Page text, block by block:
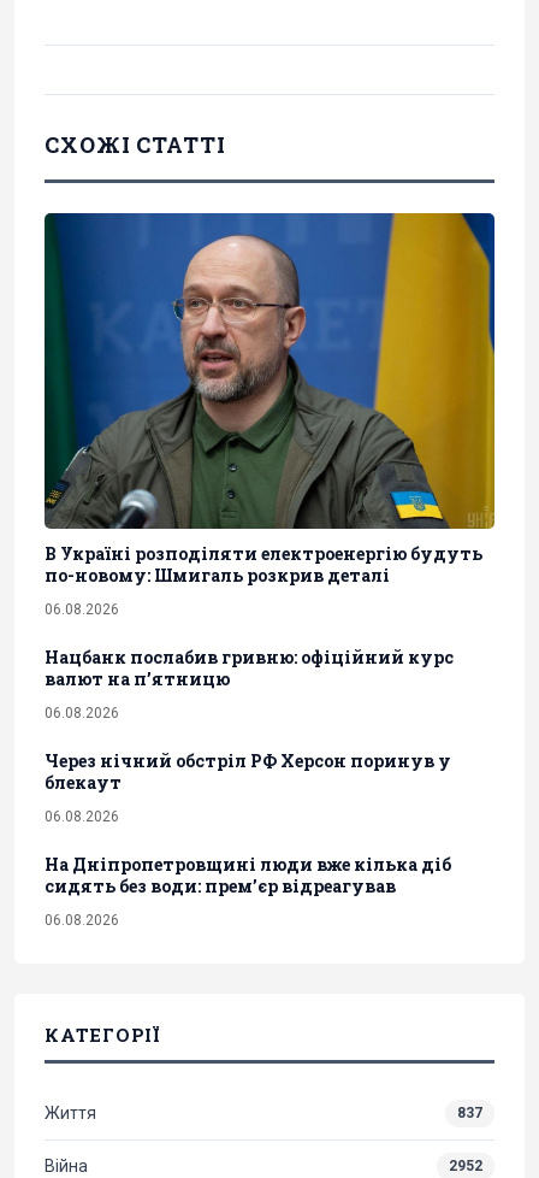
СХОЖІ СТАТТІ
В Україні розподіляти електроенергію будуть
по-новому: Шмигаль розкрив деталі
06.08.2026
Нацбанк послабив гривню: офіційний курс
валют на п’ятницю
06.08.2026
Через нічний обстріл РФ Херсон поринув у
блекаут
06.08.2026
На Дніпропетровщині люди вже кілька діб
сидять без води: прем’єр відреагував
06.08.2026
КАТЕГОРІЇ
Життя 837
Війна 2952